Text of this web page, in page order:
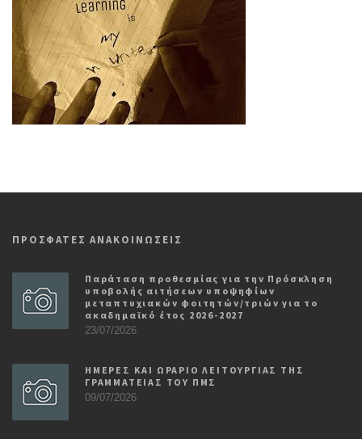
ΠΡΟΣΦΑΤΕΣ ΑΝΑΚΟΙΝΩΣΕΙΣ
Παράταση προθεσμίας για την Πρόσκληση
υποβολής αιτήσεων υποψηφίων
μεταπτυχιακών φοιτητών/τριών για το
ακαδημαϊκό έτος 2026-2027
23/07/2026
ΗΜΕΡΕΣ ΚΑΙ ΩΡΑΡΙΟ ΛΕΙΤΟΥΡΓΙΑΣ ΤΗΣ
ΓΡΑΜΜΑΤΕΙΑΣ ΤΟΥ ΠΜΣ
09/07/2026